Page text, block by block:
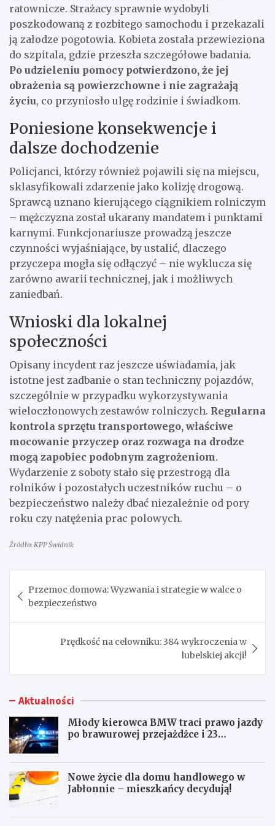
ratownicze. Strażacy sprawnie wydobyli
poszkodowaną z rozbitego samochodu i przekazali
ją załodze pogotowia. Kobieta została przewieziona
do szpitala, gdzie przeszła szczegółowe badania.
Po udzieleniu pomocy potwierdzono, że jej
obrażenia są powierzchowne i nie zagrażają
życiu, co przyniosło ulgę rodzinie i świadkom.
Poniesione konsekwencje i
dalsze dochodzenie
Policjanci, którzy również pojawili się na miejscu,
sklasyfikowali zdarzenie jako kolizję drogową.
Sprawcą uznano kierującego ciągnikiem rolniczym
– mężczyzna został ukarany mandatem i punktami
karnymi. Funkcjonariusze prowadzą jeszcze
czynności wyjaśniające, by ustalić, dlaczego
przyczepa mogła się odłączyć – nie wyklucza się
zarówno awarii technicznej, jak i możliwych
zaniedbań.
Wnioski dla lokalnej
społeczności
Opisany incydent raz jeszcze uświadamia, jak
istotne jest zadbanie o stan techniczny pojazdów,
szczególnie w przypadku wykorzystywania
wieloczłonowych zestawów rolniczych. Regularna
kontrola sprzętu transportowego, właściwe
mocowanie przyczep oraz rozwaga na drodze
mogą zapobiec podobnym zagrożeniom.
Wydarzenie z soboty stało się przestrogą dla
rolników i pozostałych uczestników ruchu – o
bezpieczeństwo należy dbać niezależnie od pory
roku czy natężenia prac polowych.
Źródło: KPP Świdnik
wpisu
Przemoc domowa: Wyzwania i strategie w walce o
bezpieczeństwo
Prędkość na celowniku: 384 wykroczenia w
lubelskiej akcji!
Aktualności
Młody kierowca BMW traci prawo jazdy
po brawurowej przejażdżce i 23
Nowe życie dla domu handlowego w
Jabłonnie – mieszkańcy decydują!